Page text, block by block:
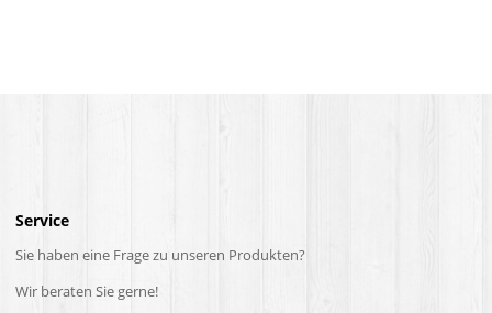
Service
Sie haben eine Frage zu unseren Produkten?
Wir beraten Sie gerne!